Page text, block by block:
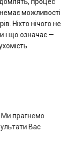
можливості
Ніхто нічого не
і що означає —
Ми прагнемо
Вас